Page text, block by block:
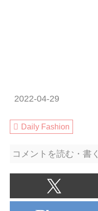
2022-04-29
Daily Fashion
コメントを読む・書く